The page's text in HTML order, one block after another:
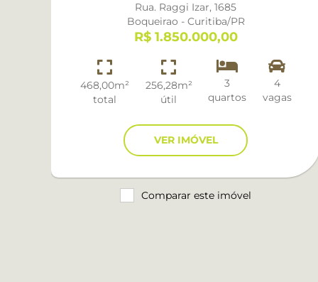
Sala Comercial
Studio
Sítio Rural
Rua. Raggi Izar, 1685
Boqueirao - Curitiba/PR
R$ 1.850.000,00
468,00m²
total
256,28m²
útil
3
quartos
4
vagas
VER IMÓVEL
Comparar este imóvel